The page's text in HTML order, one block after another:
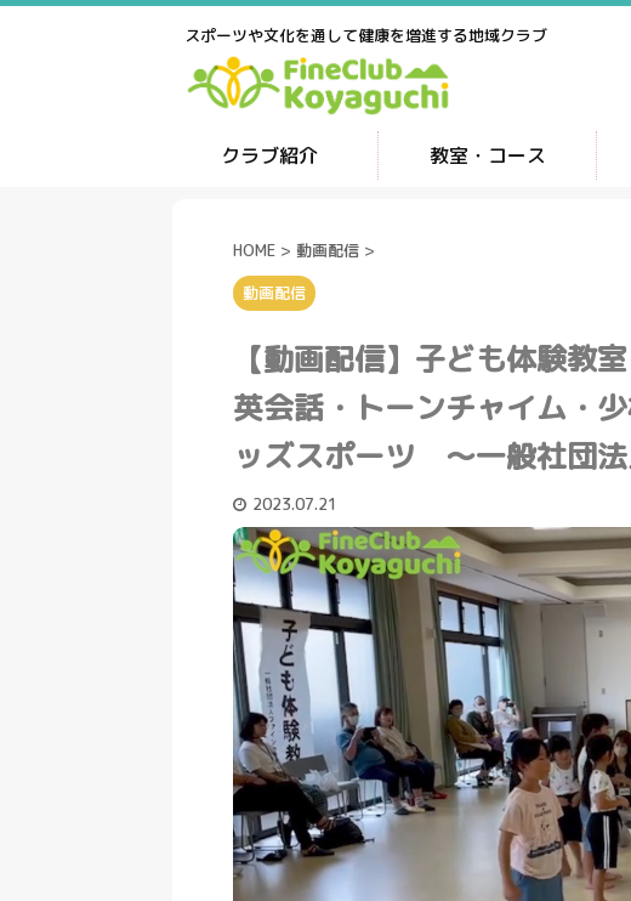
スポーツや文化を通して健康を増進する地域クラブ
クラブ紹介 教室・コース
HOME > 動画配信 >
動画配信
【動画配信】子ども体験教
英会話・トーンチャイム・
ッズスポーツ ～一般社団
2023.07.21